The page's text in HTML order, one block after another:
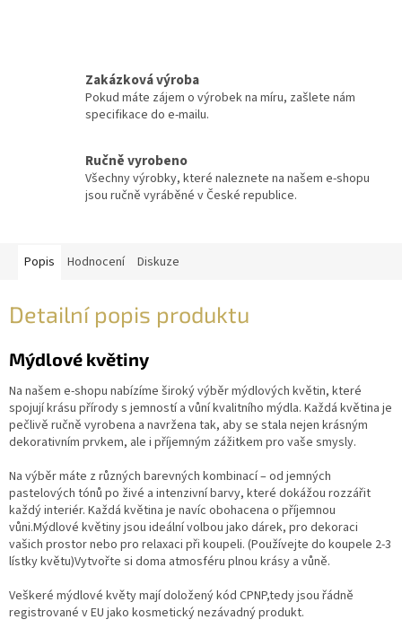
Zakázková výroba
Pokud máte zájem o výrobek na míru, zašlete nám
specifikace do e-mailu.
Ručně vyrobeno
Všechny výrobky, které naleznete na našem e-shopu
jsou ručně vyráběné v České republice.
Popis Hodnocení Diskuze
Detailní popis produktu
Mýdlové květiny
Na našem e-shopu nabízíme široký výběr mýdlových květin, které
spojují krásu přírody s jemností a vůní kvalitního mýdla. Každá květina je
pečlivě ručně vyrobena a navržena tak, aby se stala nejen krásným
dekorativním prvkem, ale i příjemným zážitkem pro vaše smysly.
Na výběr máte z různých barevných kombinací – od jemných
pastelových tónů po živé a intenzivní barvy, které dokážou rozzářit
každý interiér. Každá květina je navíc obohacena o příjemnou
vůni.Mýdlové květiny jsou ideální volbou jako dárek, pro dekoraci
vašich prostor nebo pro relaxaci při koupeli. (Používejte do koupele 2-3
lístky květu)Vytvořte si doma atmosféru plnou krásy a vůně.
Veškeré mýdlové květy mají doložený kód CPNP,tedy jsou řádně
registrované v EU jako kosmetický nezávadný produkt.